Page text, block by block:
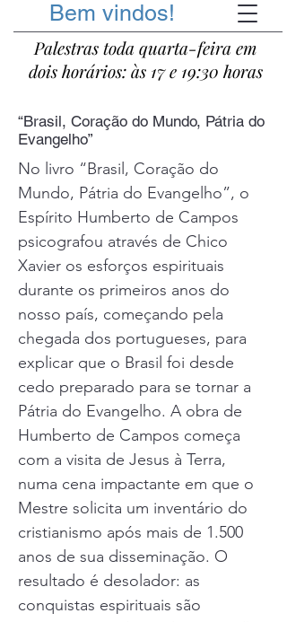
Bem vindos!
Palestras toda quarta-feira em
dois horários: às 17 e 19:30 horas
“Brasil, Coração do Mundo, Pátria do
Evangelho”
No livro “Brasil, Coração do
Mundo, Pátria do Evangelho”, o
Espírito Humberto de Campos
psicografou através de Chico
Xavier os esforços espirituais
durante os primeiros anos do
nosso país, começando pela
chegada dos portugueses, para
explicar que o Brasil foi desde
cedo preparado para se tornar a
Pátria do Evangelho. A obra de
Humberto de Campos começa
com a visita de Jesus à Terra,
numa cena impactante em que o
Mestre solicita um inventário do
cristianismo após mais de 1.500
anos de sua disseminação. O
resultado é desolador: as
conquistas espirituais são